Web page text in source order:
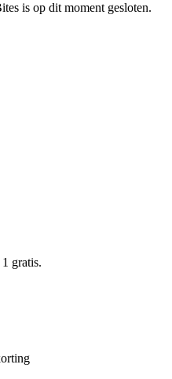
is op dit moment gesloten.
gratis.